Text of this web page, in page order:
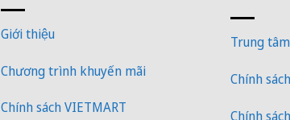
Giới thiệu
Chương trình khuyến mãi
Chính sách VIETMART
Trung
Chính
Chính